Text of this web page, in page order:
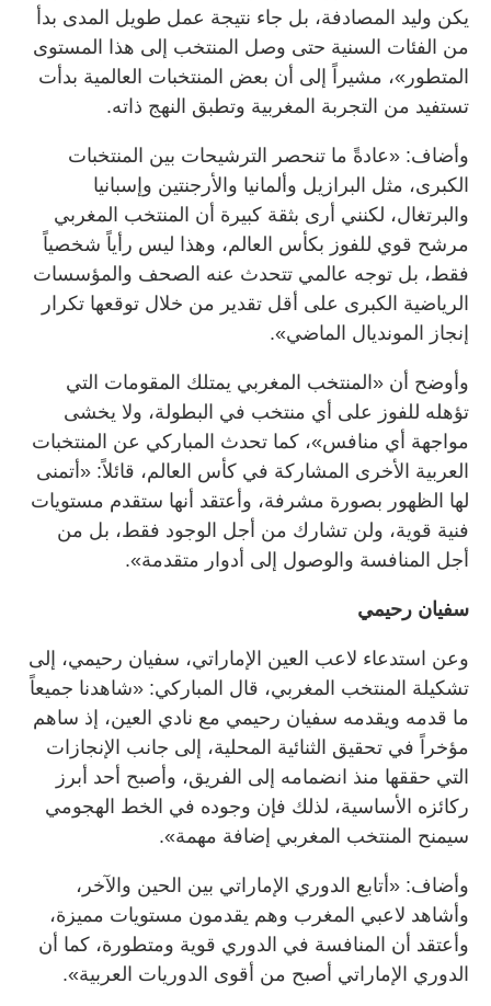
يكن وليد المصادفة، بل جاء نتيجة عمل طويل المدى بدأ
من الفئات السنية حتى وصل المنتخب إلى هذا المستوى
المتطور»، مشيراً إلى أن بعض المنتخبات العالمية بدأت
تستفيد من التجربة المغربية وتطبق النهج ذاته.
وأضاف: «عادةً ما تنحصر الترشيحات بين المنتخبات
الكبرى، مثل البرازيل وألمانيا والأرجنتين وإسبانيا
والبرتغال، لكنني أرى بثقة كبيرة أن المنتخب المغربي
مرشح قوي للفوز بكأس العالم، وهذا ليس رأياً شخصياً
فقط، بل توجه عالمي تتحدث عنه الصحف والمؤسسات
الرياضية الكبرى على أقل تقدير من خلال توقعها تكرار
إنجاز المونديال الماضي».
وأوضح أن «المنتخب المغربي يمتلك المقومات التي
تؤهله للفوز على أي منتخب في البطولة، ولا يخشى
مواجهة أي منافس»، كما تحدث المباركي عن المنتخبات
العربية الأخرى المشاركة في كأس العالم، قائلاً: «أتمنى
لها الظهور بصورة مشرفة، وأعتقد أنها ستقدم مستويات
فنية قوية، ولن تشارك من أجل الوجود فقط، بل من
أجل المنافسة والوصول إلى أدوار متقدمة».
سفيان رحيمي
وعن استدعاء لاعب العين الإماراتي، سفيان رحيمي، إلى
تشكيلة المنتخب المغربي، قال المباركي: «شاهدنا جميعاً
ما قدمه ويقدمه سفيان رحيمي مع نادي العين، إذ ساهم
مؤخراً في تحقيق الثنائية المحلية، إلى جانب الإنجازات
التي حققها منذ انضمامه إلى الفريق، وأصبح أحد أبرز
ركائزه الأساسية، لذلك فإن وجوده في الخط الهجومي
سيمنح المنتخب المغربي إضافة مهمة».
وأضاف: «أتابع الدوري الإماراتي بين الحين والآخر،
وأشاهد لاعبي المغرب وهم يقدمون مستويات مميزة،
وأعتقد أن المنافسة في الدوري قوية ومتطورة، كما أن
الدوري الإماراتي أصبح من أقوى الدوريات العربية».